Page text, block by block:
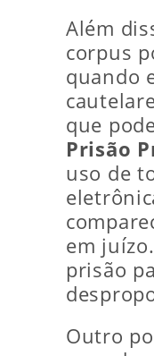
Além
corpus
quando
que
Prisão
uso de
em
prisão
Outro